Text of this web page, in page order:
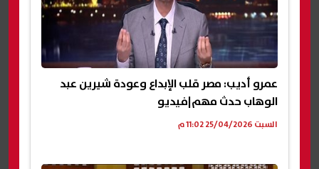
عمرو أديب: مصر قلب الإبداع وعودة شيرين عبد
الوهاب حدث مهم|فيديو
السبت 25/04/2026 11:02 م